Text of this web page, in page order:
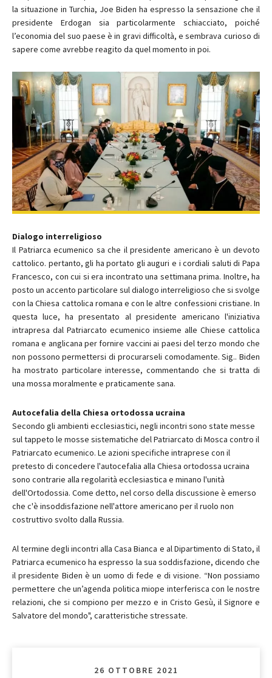
la situazione in Turchia, Joe Biden ha espresso la sensazione che il
presidente Erdogan sia particolarmente schiacciato, poiché
l’economia del suo paese è in gravi difficoltà, e sembrava curioso di
sapere come avrebbe reagito da quel momento in poi.
Dialogo interreligioso
Il Patriarca ecumenico sa che il presidente americano è un devoto
cattolico. pertanto, gli ha portato gli auguri e i cordiali saluti di Papa
Francesco, con cui si era incontrato una settimana prima. Inoltre, ha
posto un accento particolare sul dialogo interreligioso che si svolge
con la Chiesa cattolica romana e con le altre confessioni cristiane. In
questa luce, ha presentato al presidente americano l'iniziativa
intrapresa dal Patriarcato ecumenico insieme alle Chiese cattolica
romana e anglicana per fornire vaccini ai paesi del terzo mondo che
non possono permettersi di procurarseli comodamente. Sig.. Biden
ha mostrato particolare interesse, commentando che si tratta di
una mossa moralmente e praticamente sana.
Autocefalia della Chiesa ortodossa ucraina
Secondo gli ambienti ecclesiastici, negli incontri sono state messe
sul tappeto le mosse sistematiche del Patriarcato di Mosca contro il
Patriarcato ecumenico. Le azioni specifiche intraprese con il
pretesto di concedere l'autocefalia alla Chiesa ortodossa ucraina
sono contrarie alla regolarità ecclesiastica e minano l'unità
dell'Ortodossia. Come detto, nel corso della discussione è emerso
che c'è insoddisfazione nell'attore americano per il ruolo non
costruttivo svolto dalla Russia.
Al termine degli incontri alla Casa Bianca e al Dipartimento di Stato, il
Patriarca ecumenico ha espresso la sua soddisfazione, dicendo che
il presidente Biden è un uomo di fede e di visione. “Non possiamo
permettere che un’agenda politica miope interferisca con le nostre
relazioni, che si compiono per mezzo e in Cristo Gesù, il Signore e
Salvatore del mondo", caratteristiche stressate.
26 OTTOBRE 2021